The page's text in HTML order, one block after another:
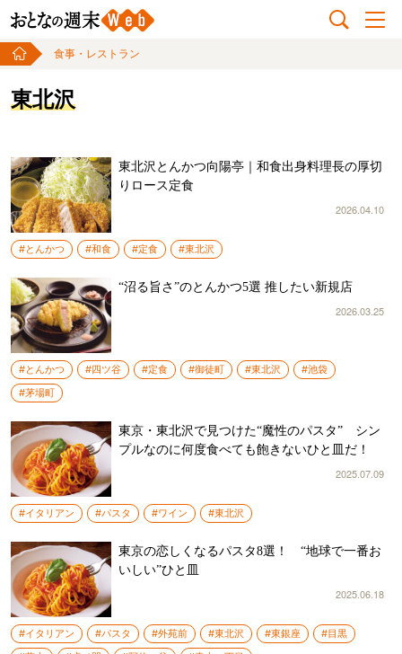
食事・レストラン
東北沢
東北沢とんかつ向陽亭｜和食出身料理長の厚切
りロース定食
2026.04.10
#とんかつ #和食 #定食 #東北沢
“沼る旨さ”のとんかつ5選 推したい新規店
2026.03.25
#とんかつ #四ツ谷 #定食 #御徒町 #東北沢
#池袋
#茅場町
東京・東北沢で見つけた“魔性のパスタ” シン
プルなのに何度食べても飽きないひと皿だ！
2025.07.09
#イタリアン #パスタ #ワイン #東北沢
東京の恋しくなるパスタ8選！ “地球で一番お
いしい”ひと皿
2025.06.18
#イタリアン #パスタ #外苑前 #東北沢 #東銀座
#目黒